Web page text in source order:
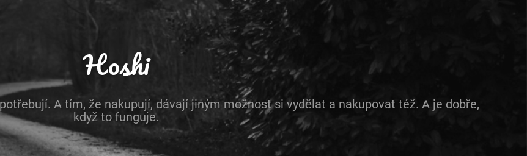
Hoshi
A tím, že nakupují, dávají jiným možnost si vydělat a nakupovat též. A je dobře,
když to funguje.